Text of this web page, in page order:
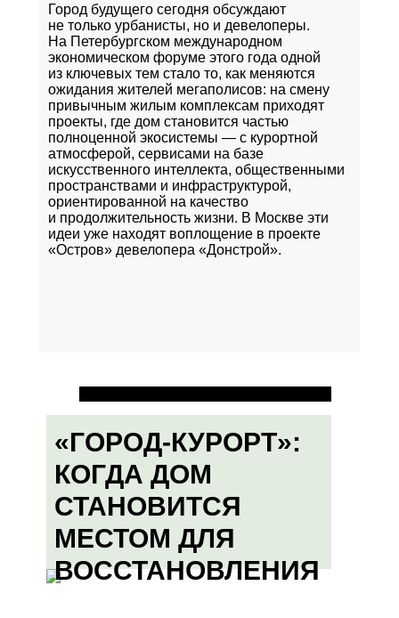
Город будущего сегодня обсуждают
не только урбанисты, но и девелоперы.
На Петербургском международном
экономическом форуме этого года одной
из ключевых тем стало то, как меняются
ожидания жителей мегаполисов: на смену
привычным жилым комплексам приходят
проекты, где дом становится частью
полноценной экосистемы — с курортной
атмосферой, сервисами на базе
искусственного интеллекта, общественными
пространствами и инфраструктурой,
ориентированной на качество
и продолжительность жизни. В Москве эти
идеи уже находят воплощение в проекте
«Остров» девелопера «Донстрой».
«ГОРОД-КУРОРТ»:
КОГДА ДОМ
СТАНОВИТСЯ
МЕСТОМ ДЛЯ
ВОССТАНОВЛЕНИЯ